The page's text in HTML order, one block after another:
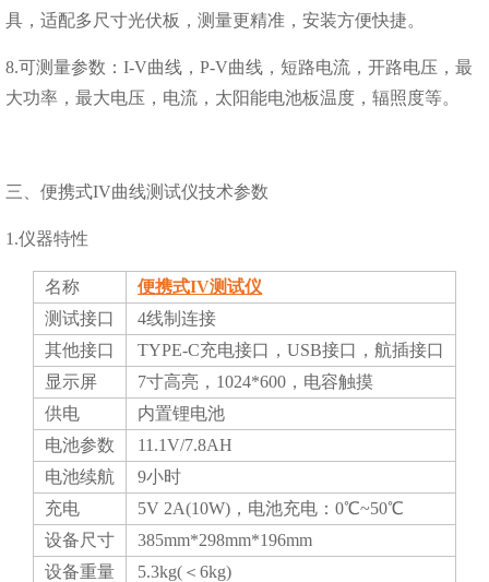
具，适配多尺寸光伏板，测量更精准，安装方便快捷。
8.可测量参数：I-V曲线，P-V曲线，短路电流，开路电压，最
大功率，最大电压，电流，太阳能电池板温度，辐照度等。
三、便携式IV曲线测试仪技术参数
1.仪器特性
名称
便携式IV测试仪
测试接口
4线制连接
其他接口
TYPE-C充电接口，USB接口，航插接口
显示屏
7寸高亮，1024*600，电容触摸
供电
内置锂电池
电池参数
11.1V/7.8AH
电池续航
9小时
充电
5V 2A(10W)，电池充电：0℃~50℃
设备尺寸
385mm*298mm*196mm
设备重量
5.3kg(＜6kg)